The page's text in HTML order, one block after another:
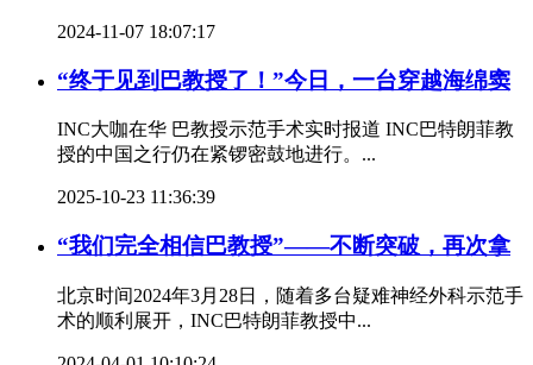
2024-11-07 18:07:17
“终于见到巴教授了！”今日，一台穿越海绵窦
INC大咖在华 巴教授示范手术实时报道 INC巴特朗菲教
授的中国之行仍在紧锣密鼓地进行。...
2025-10-23 11:36:39
“我们完全相信巴教授”——不断突破，再次拿
北京时间2024年3月28日，随着多台疑难神经外科示范手
术的顺利展开，INC巴特朗菲教授中...